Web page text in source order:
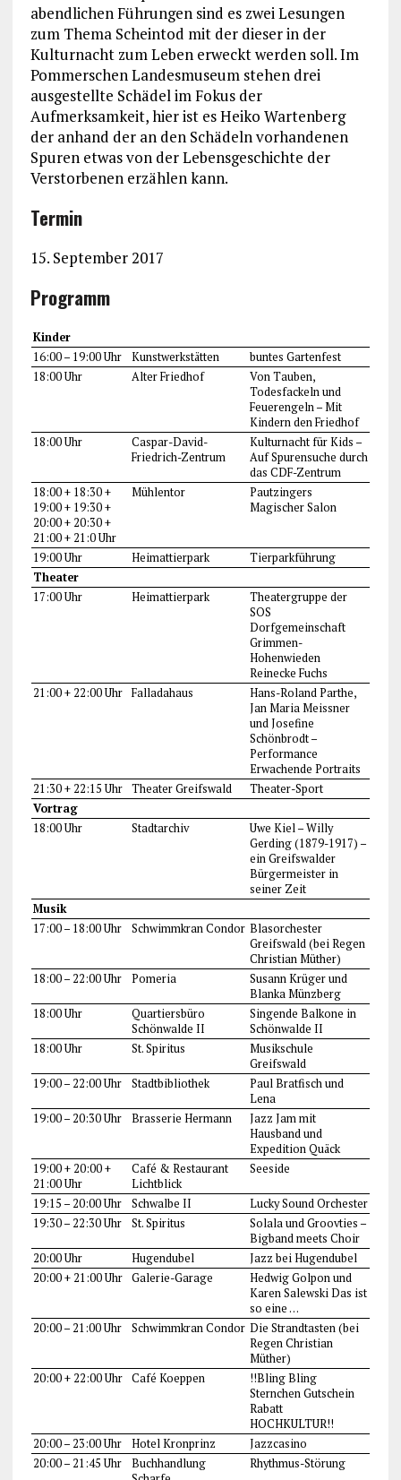
abendlichen Führungen sind es zwei Lesungen
zum Thema Scheintod mit der dieser in der
Kulturnacht zum Leben erweckt werden soll. Im
Pommerschen Landesmuseum stehen drei
ausgestellte Schädel im Fokus der
Aufmerksamkeit, hier ist es Heiko Wartenberg
der anhand der an den Schädeln vorhandenen
Spuren etwas von der Lebensgeschichte der
Verstorbenen erzählen kann.
Termin
15. September 2017
Programm
Kinder
16:00 – 19:00 Uhr
Kunstwerkstätten
buntes Gartenfest
18:00 Uhr
Alter Friedhof
Von Tauben,
Todesfackeln und
Feuerengeln – Mit
Kindern den Friedhof
18:00 Uhr
Caspar-David-
Friedrich-Zentrum
Kulturnacht für Kids –
Auf Spurensuche durch
das CDF-Zentrum
18:00 + 18:30 +
19:00 + 19:30 +
20:00 + 20:30 +
21:00 + 21:0 Uhr
Mühlentor
Pautzingers
Magischer Salon
19:00 Uhr Heimattierpark
Tierparkführung
Theater
17:00 Uhr
Heimattierpark
Theatergruppe der
SOS
Dorfgemeinschaft
Grimmen-
Hohenwieden
Reinecke Fuchs
21:00 + 22:00 Uhr
Falladahaus
Hans-Roland Parthe,
Jan Maria Meissner
und Josefine
Schönbrodt –
Performance
Erwachende Portraits
21:30 + 22:15 Uhr
Theater Greifswald
Theater-Sport
Vortrag
18:00 Uhr
Stadtarchiv
Uwe Kiel – Willy
Gerding (1879-1917) –
ein Greifswalder
Bürgermeister in
seiner Zeit
Musik
17:00 – 18:00 Uhr
Schwimmkran Condor Blasorchester
Greifswald (bei Regen
Christian Müther)
18:00 – 22:00 Uhr
Pomeria
Susann Krüger und
Blanka Münzberg
18:00 Uhr
Quartiersbüro
Schönwalde II
Singende Balkone in
Schönwalde II
18:00 Uhr
St. Spiritus
Musikschule
Greifswald
19:00 – 22:00 Uhr
Stadtbibliothek
Paul Bratfisch und
Lena
19:00 – 20:30 Uhr
Brasserie Hermann
Jazz Jam mit
Hausband und
Expedition Quäck
19:00 + 20:00 +
21:00 Uhr
Café & Restaurant
Lichtblick
Seeside
19:15 – 20:00 Uhr Schwalbe II
Lucky Sound Orchester
19:30 – 22:30 Uhr
St. Spiritus
Solala und Groovties –
Bigband meets Choir
20:00 Uhr
Hugendubel
Jazz bei Hugendubel
20:00 + 21:00 Uhr
Galerie-Garage
Hedwig Golpon und
Karen Salewski Das ist
so eine …
20:00 – 21:00 Uhr
Schwimmkran Condor Die Strandtasten (bei
Regen Christian
Müther)
20:00 + 22:00 Uhr
Café Koeppen
!!Bling Bling
Sternchen Gutschein
Rabatt
HOCHKULTUR!!
20:00 – 23:00 Uhr
Hotel Kronprinz
Jazzcasino
20:00 – 21:45 Uhr
Buchhandlung
Rhythmus-Störung